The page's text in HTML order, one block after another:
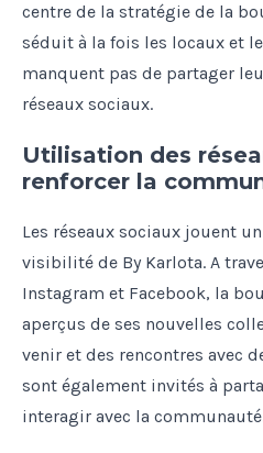
centre de la stratégie de la
séduit à la fois les locaux et
manquent pas de partager
réseaux sociaux.
Utilisation des
renforcer la
Les réseaux sociaux jouent
visibilité de By Karlota. A
Instagram et Facebook, la
aperçus de ses nouvelles
venir et des rencontres avec
sont également invités à
interagir avec la